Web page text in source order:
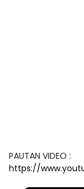
PAUTAN VIDEO :
https://